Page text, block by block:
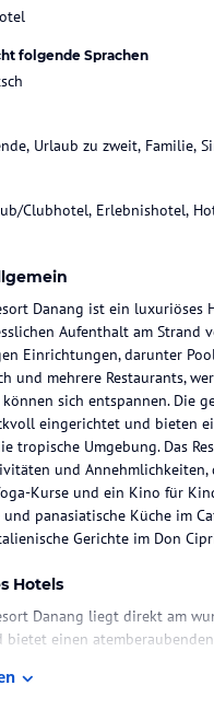
folgende Sprachen
Urlaub zu zweit, Familie,
Clubhotel, Erlebnishotel,
Danang ist ein luxuriöses
Aufenthalt am Strand
Einrichtungen, darunter
und mehrere Restaurants,
sich entspannen. Die
eingerichtet und bieten
tropische Umgebung. Das
und Annehmlichkeiten,
Kurse und ein Kino für
panasiatische Küche im
Gerichte im Don
Hotels
Danang liegt direkt am
bietet einen
unternehmen, wie der